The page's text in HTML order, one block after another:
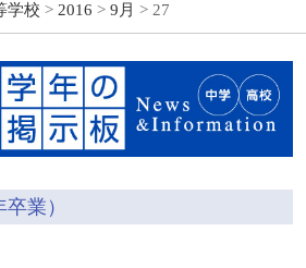
学校 > 2016 > 9月 > 27
業）